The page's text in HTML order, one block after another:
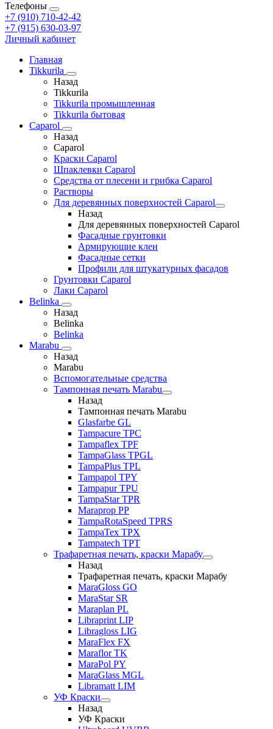
Телефоны
+7 (910) 710-42-42
+7 (915) 630-03-97
Личный кабинет
Главная
Tikkurila
Назад
Tikkurila
Tikkurila промышленная
Tikkurila бытовая
Caparol
Назад
Caparol
Краски Caparol
Шпаклевки Caparol
Средства от плесени и грибка Caparol
Растворы
Для деревянных поверхностей Caparol
Назад
Для деревянных поверхностей Caparol
Фасадные грунтовки
Армирующие клеи
Фасадные сетки
Профили для штукатурных фасадов
Грунтовки Caparol
Лаки Caparol
Belinka
Назад
Belinka
Belinka
Marabu
Назад
Marabu
Вспомогательные средства
Тампонная печать Marabu
Назад
Тампонная печать Marabu
Glasfarbe GL
Tampacure TPC
Tampaflex TPF
TampaGlass TPGL
TampaPlus TPL
Tampapol TPY
Tampapur TPU
TampaStar TPR
Maraprop PP
TampaRotaSpeed TPRS
TampaTex TPX
Tampatech TPT
Трафаретная печать, краски Марабу
Назад
Трафаретная печать, краски Марабу
MaraGloss GO
MaraStar SR
Maraplan PL
Libraprint LIP
Libragloss LIG
MaraFlex FX
Maraflor TK
MaraPol PY
MaraGlass MGL
Libramatt LIM
УФ Краски
Назад
УФ Краски